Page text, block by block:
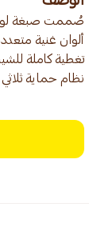
نظام حماية